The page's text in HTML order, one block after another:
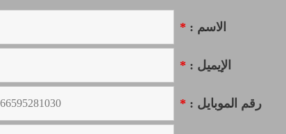
الاسم : *
الإيميل : *
رقم الموبايل : *